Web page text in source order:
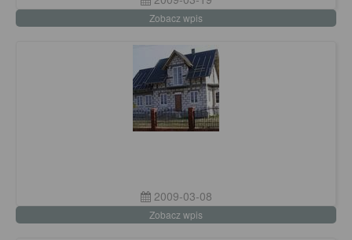
Zobacz wpis
2009-03-08
Zobacz wpis